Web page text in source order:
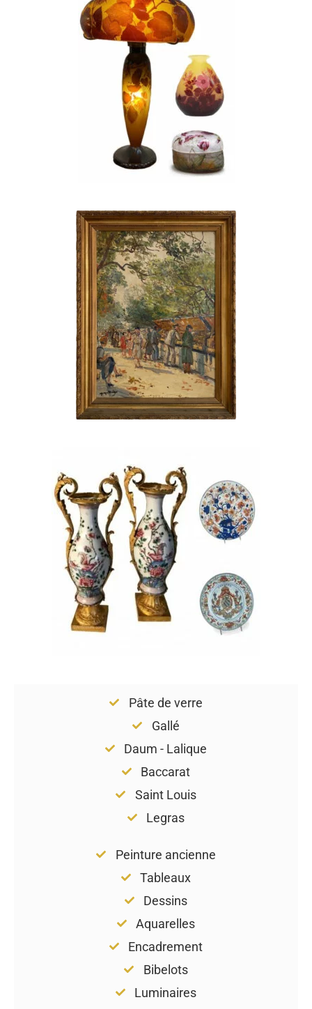
Pâte de verre
Gallé
Daum - Lalique
Baccarat
Saint Louis
Legras
Peinture ancienne
Tableaux
Dessins
Aquarelles
Encadrement
Bibelots
Luminaires